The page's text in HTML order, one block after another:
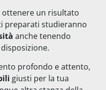
ottenere un risultato
preparati studieranno
anche tenendo
profondo e attento,
giusti per la tua